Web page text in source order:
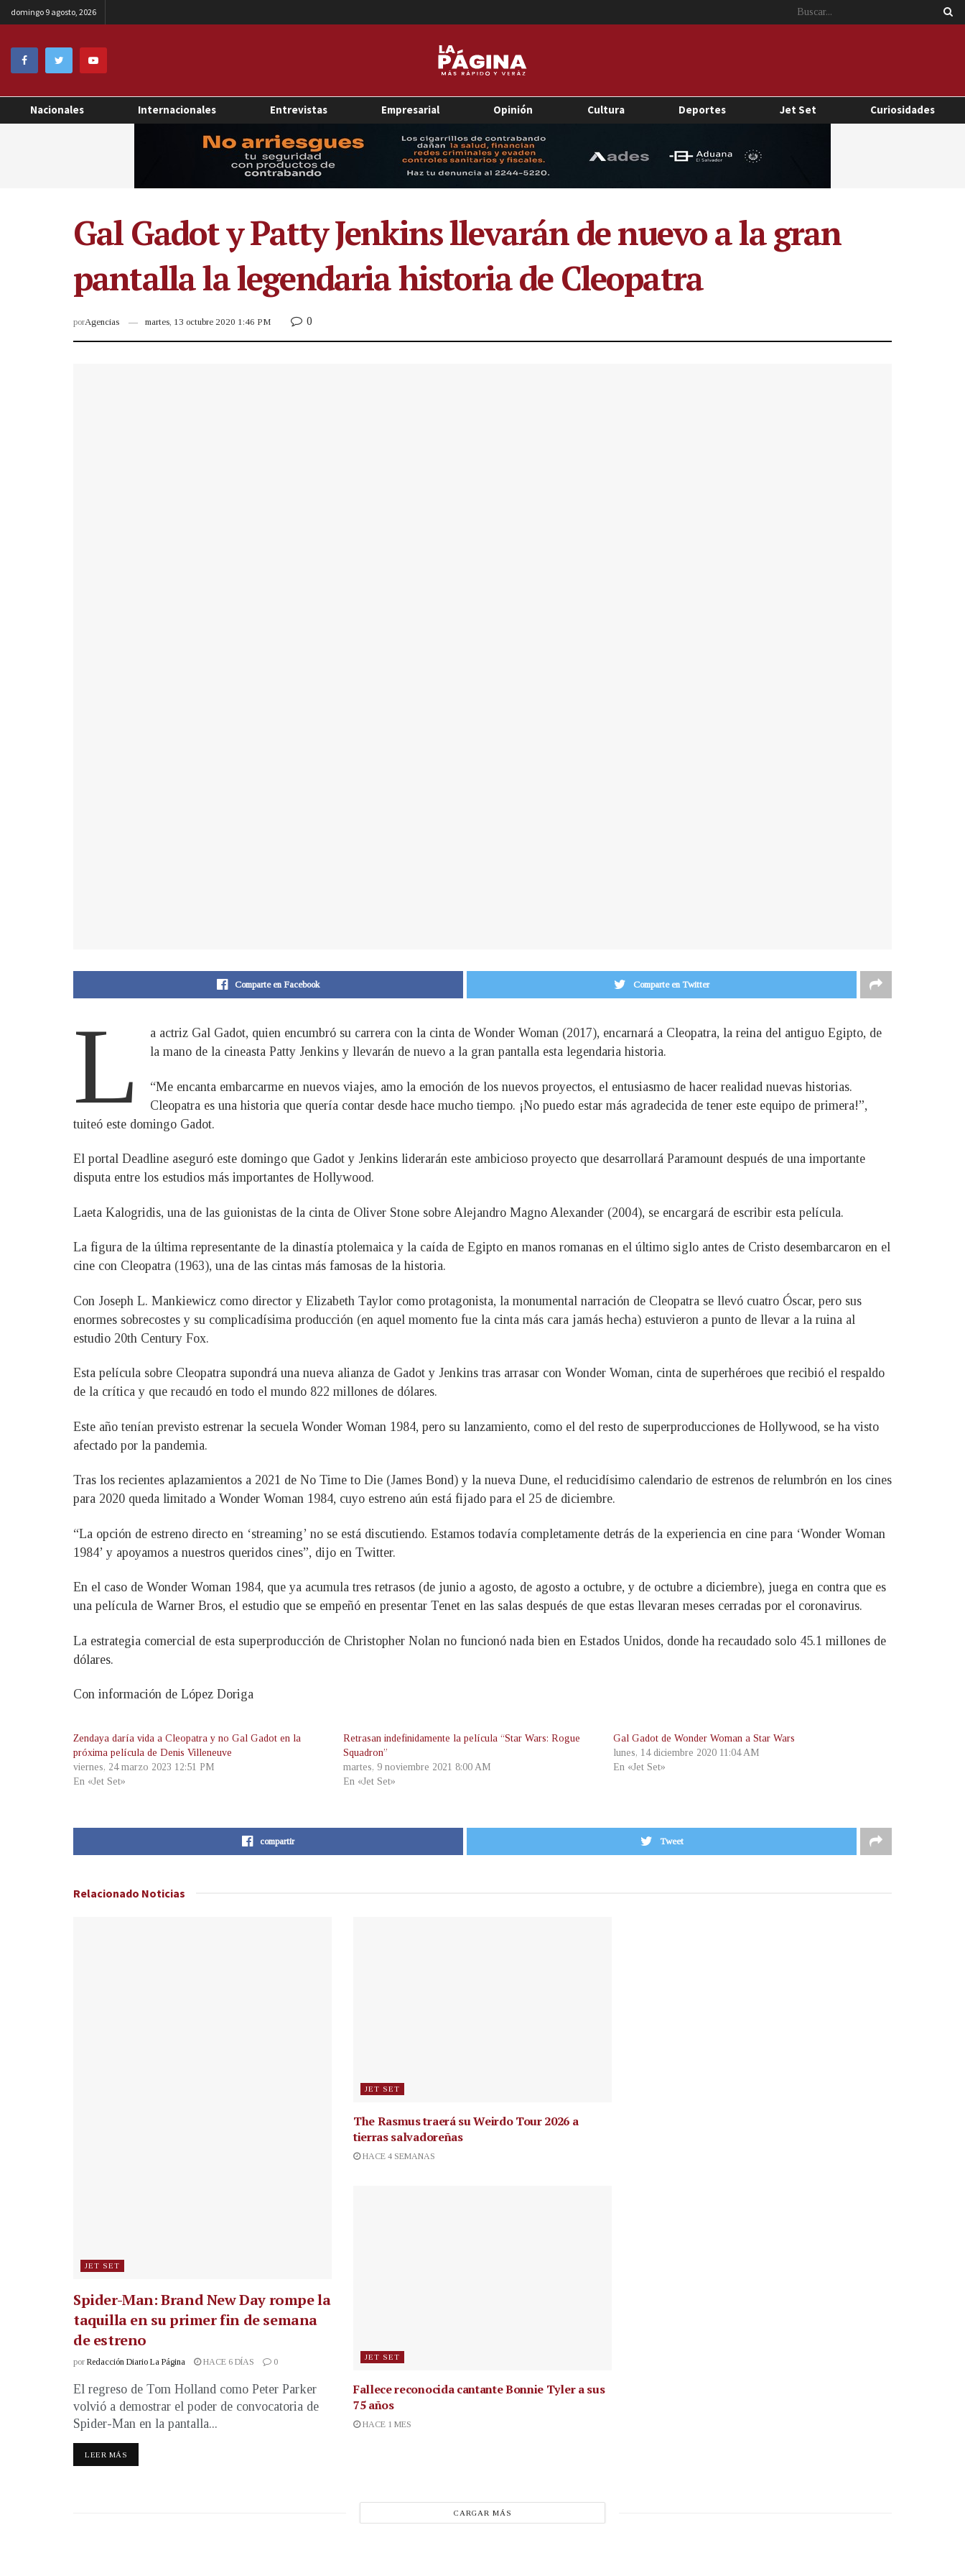
domingo 9 agosto, 2026
Nacionales Internacionales Entrevistas Empresarial Opinión Cultura Deportes Jet Set Curiosidades
Gal Gadot y Patty Jenkins llevarán de nuevo a la gran
pantalla la legendaria historia de Cleopatra
porAgencias martes, 13 octubre 2020 1:46 PM 0
Comparte en Facebook Comparte en Twitter
L
a actriz Gal Gadot, quien encumbró su carrera con la cinta de Wonder Woman (2017), encarnará a Cleopatra, la reina del antiguo Egipto, de
la mano de la cineasta Patty Jenkins y llevarán de nuevo a la gran pantalla esta legendaria historia.
“Me encanta embarcarme en nuevos viajes, amo la emoción de los nuevos proyectos, el entusiasmo de hacer realidad nuevas historias.
Cleopatra es una historia que quería contar desde hace mucho tiempo. ¡No puedo estar más agradecida de tener este equipo de primera!”,
tuiteó este domingo Gadot.
El portal Deadline aseguró este domingo que Gadot y Jenkins liderarán este ambicioso proyecto que desarrollará Paramount después de una importante
disputa entre los estudios más importantes de Hollywood.
Laeta Kalogridis, una de las guionistas de la cinta de Oliver Stone sobre Alejandro Magno Alexander (2004), se encargará de escribir esta película.
La figura de la última representante de la dinastía ptolemaica y la caída de Egipto en manos romanas en el último siglo antes de Cristo desembarcaron en el
cine con Cleopatra (1963), una de las cintas más famosas de la historia.
Con Joseph L. Mankiewicz como director y Elizabeth Taylor como protagonista, la monumental narración de Cleopatra se llevó cuatro Óscar, pero sus
enormes sobrecostes y su complicadísima producción (en aquel momento fue la cinta más cara jamás hecha) estuvieron a punto de llevar a la ruina al
estudio 20th Century Fox.
Esta película sobre Cleopatra supondrá una nueva alianza de Gadot y Jenkins tras arrasar con Wonder Woman, cinta de superhéroes que recibió el respaldo
de la crítica y que recaudó en todo el mundo 822 millones de dólares.
Este año tenían previsto estrenar la secuela Wonder Woman 1984, pero su lanzamiento, como el del resto de superproducciones de Hollywood, se ha visto
afectado por la pandemia.
Tras los recientes aplazamientos a 2021 de No Time to Die (James Bond) y la nueva Dune, el reducidísimo calendario de estrenos de relumbrón en los cines
para 2020 queda limitado a Wonder Woman 1984, cuyo estreno aún está fijado para el 25 de diciembre.
“La opción de estreno directo en ‘streaming’ no se está discutiendo. Estamos todavía completamente detrás de la experiencia en cine para ‘Wonder Woman
1984’ y apoyamos a nuestros queridos cines”, dijo en Twitter.
En el caso de Wonder Woman 1984, que ya acumula tres retrasos (de junio a agosto, de agosto a octubre, y de octubre a diciembre), juega en contra que es
una película de Warner Bros, el estudio que se empeñó en presentar Tenet en las salas después de que estas llevaran meses cerradas por el coronavirus.
La estrategia comercial de esta superproducción de Christopher Nolan no funcionó nada bien en Estados Unidos, donde ha recaudado solo 45.1 millones de
dólares.
Con información de López Doriga
Zendaya daría vida a Cleopatra y no Gal Gadot en la
próxima película de Denis Villeneuve
viernes, 24 marzo 2023 12:51 PM
En «Jet Set»
Retrasan indefinidamente la película “Star Wars: Rogue
Squadron”
martes, 9 noviembre 2021 8:00 AM
En «Jet Set»
Gal Gadot de Wonder Woman a Star Wars
lunes, 14 diciembre 2020 11:04 AM
En «Jet Set»
compartir Tweet
Relacionado Noticias
JET SET
Spider-Man: Brand New Day rompe la
taquilla en su primer fin de semana
de estreno
por Redacción Diario La Página HACE 6 DÍAS 0
El regreso de Tom Holland como Peter Parker
volvió a demostrar el poder de convocatoria de
Spider-Man en la pantalla...
LEER MÁS
JET SET
The Rasmus traerá su Weirdo Tour 2026 a
tierras salvadoreñas
HACE 4 SEMANAS
JET SET
Fallece reconocida cantanteBonnie Tyler a sus
75 años
HACE 1 MES
CARGAR MÁS